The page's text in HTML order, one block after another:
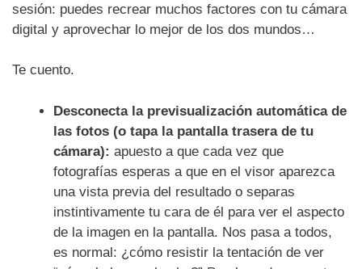
sesión: puedes recrear muchos factores con tu cámara
digital y aprovechar lo mejor de los dos mundos…
Te cuento.
Desconecta la previsualización automática de
las fotos (o tapa la pantalla trasera de tu
cámara): apuesto a que cada vez que
fotografías esperas a que en el visor aparezca
una vista previa del resultado o separas
instintivamente tu cara de él para ver el aspecto
de la imagen en la pantalla. Nos pasa a todos,
es normal: ¿cómo resistir la tentación de ver